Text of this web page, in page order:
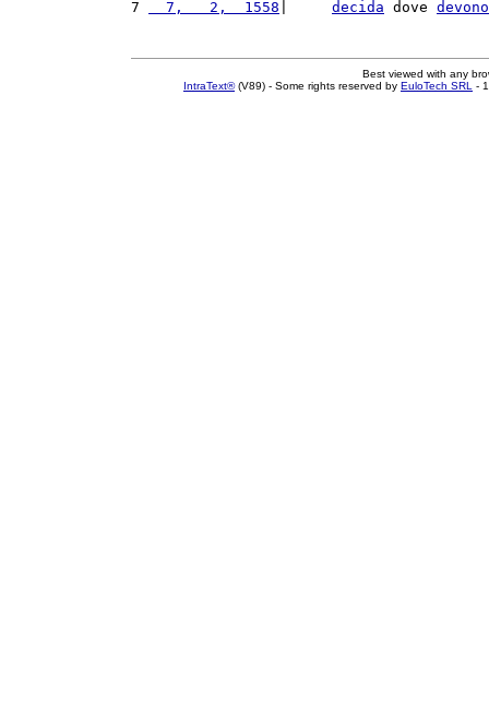
7
  7,   2,  1558
decida dove devono
Best viewed with any
IntraText®(V89) - Some rights reserved by EuloTech SRL -